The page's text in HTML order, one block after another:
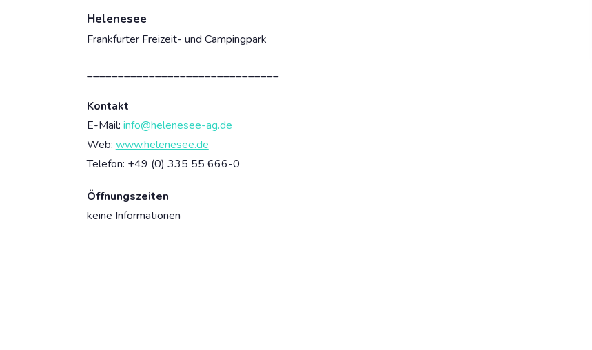
Helenesee
Frankfurter Freizeit- und Campingpark
Kontakt
E-Mail: info@helenesee-ag.de
Web: www.helenesee.de
Telefon: +49 (0) 335 55 666-0
Öffnungszeiten
keine Informationen